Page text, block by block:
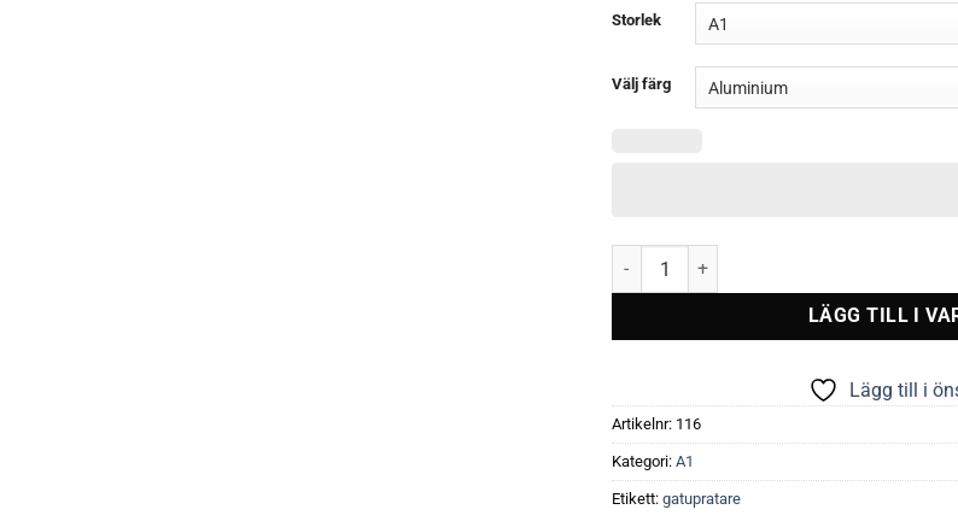
Storlek
Välj färg
Alu-Line Elox Gatupratare mängd
LÄGG TILL I
Lägg till i
Artikelnr: 116
Kategori: A1
Etikett: gatupratare